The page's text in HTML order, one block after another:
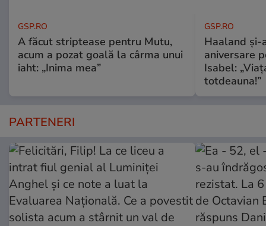
GSP.RO
A făcut striptease pentru Mutu,
acum a pozat goală la cârma unui
iaht: „Inima mea”
GSP.RO
Haaland
aniversare
Isabel:
totdeauna!”
PARTENERI